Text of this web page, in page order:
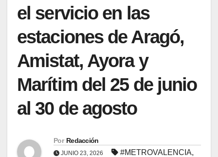
el servicio en las
estaciones de Aragó,
Amistat, Ayora y
Marítim del 25 de junio
al 30 de agosto
Por Redacción
JUNIO 23, 2026 #METROVALENCIA,